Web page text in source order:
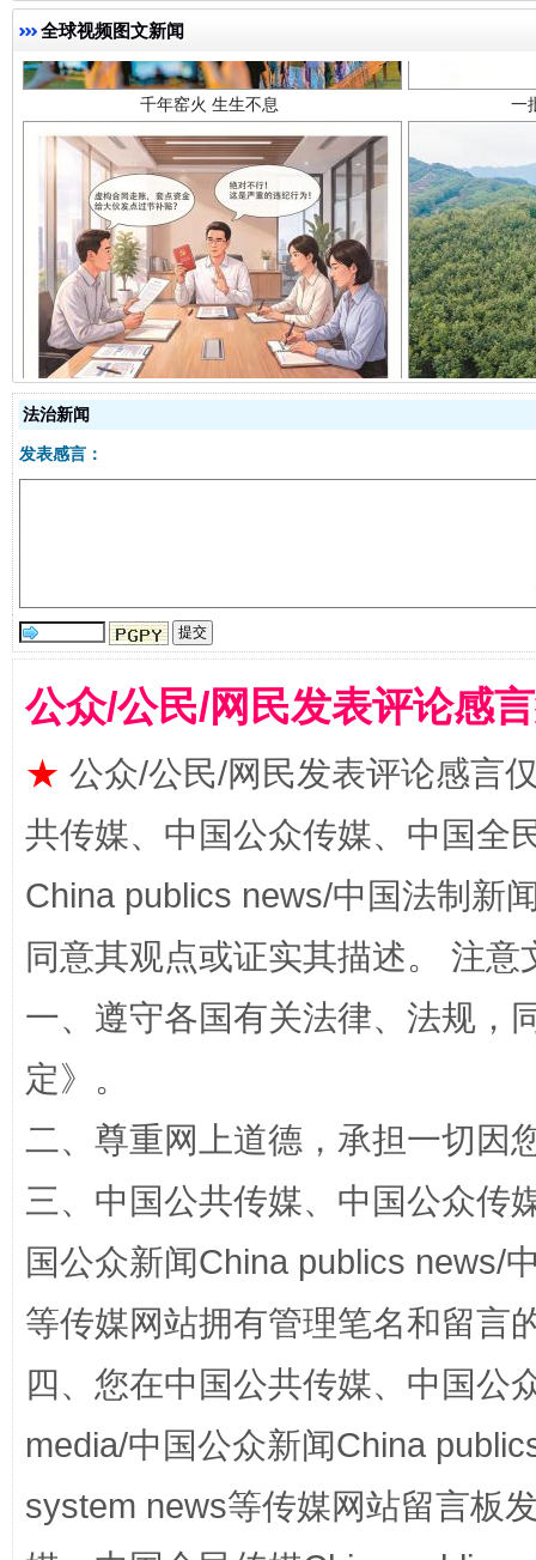
全球视频图文新闻
揭开“小金库”的免责幌子
全民健身五年计划来了！等你上场
法治新闻
发表感言：
公众/公民/网民发表评论感
★ 公众/公民/网民发表评论感言
共传媒、中国公众传媒、中国全
China publics news/中国法制新
同意其观点或证实其描述。 注
一、遵守各国有关法律、法规，
定》。
二、尊重网上道德，承担一切因
三、中国公共传媒、中国公众传
国公众新闻China publics news/
等传媒网站拥有管理笔名和留言
四、您在中国公共传媒、中国公
media/中国公众新闻China
system news等传媒网站留言板